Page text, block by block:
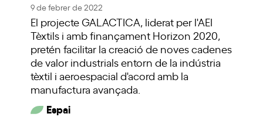
9 de febrer de 2022
El projecte GALACTICA, liderat per l'AEI
Tèxtils i amb finançament Horizon 2020,
pretén facilitar la creació de noves cadenes
de valor industrials entorn de la indústria
tèxtil i aeroespacial d'acord amb la
manufactura avançada.
Espai